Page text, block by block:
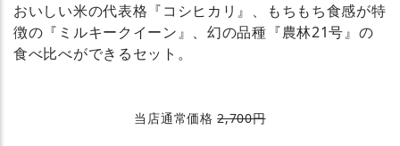
おいしい米の代表格『コシヒカリ』、もちもち食感が特
徴の『ミルキークイーン』、幻の品種『農林21号』の
食べ比べができるセット。
当店通常価格2,700円